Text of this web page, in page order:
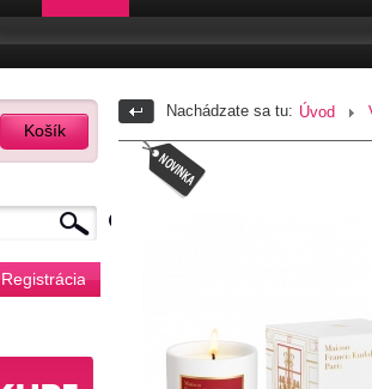
Košík
Registrácia
Nachádzate sa tu: Úvod